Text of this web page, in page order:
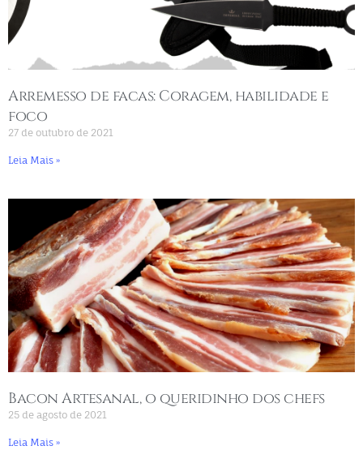
Arremesso de facas: Coragem, habilidade e
foco
27 de outubro de 2021
Leia Mais »
Bacon Artesanal, o queridinho dos chefs
25 de agosto de 2021
Leia Mais »